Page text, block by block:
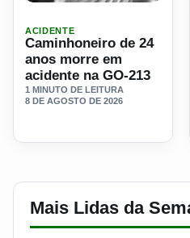
Ler materia: Caminhoneiro
ACIDENTE
Caminhoneiro de 24
anos morre em
acidente na GO-213
1 MINUTO DE LEITURA
8 DE AGOSTO DE 2026
Mais Lidas da